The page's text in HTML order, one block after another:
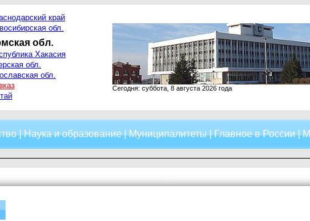
край
обл.
обл.
Хакасия
обл.
обл.
Сегодня: суббота, 8 августа 2026 года
|Наука и образование|Муниципалитеты|Главное в России|